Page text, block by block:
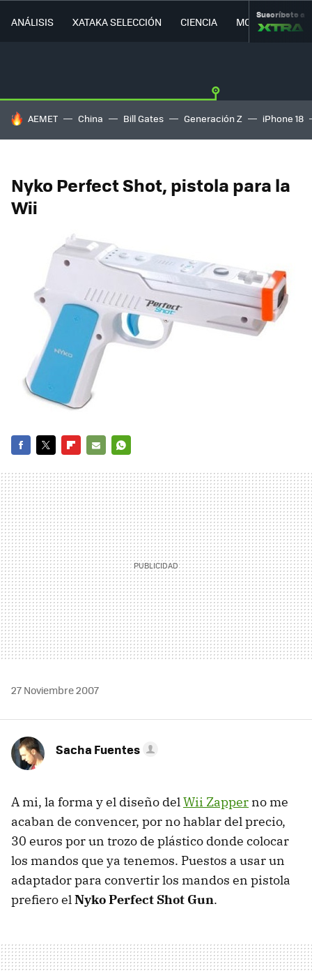
ANÁLISIS XATAKA SELECCIÓN CIENCIA MOVILIDAD
Suscríbete a
HOY SE HABLA DE
AEMET China Bill Gates Generación Z iPhone 18
Nyko Perfect Shot, pistola para la
Wii
MAIL
27 Noviembre 2007
Sacha Fuentes
A mi, la forma y el diseño delWii Zapper no me
acaban de convencer, por no hablar del precio,
30 euros por un trozo de plástico donde colocar
los mandos que ya tenemos. Puestos a usar un
adaptador para convertir los mandos en pistola
prefiero elNyko Perfect Shot Gun.